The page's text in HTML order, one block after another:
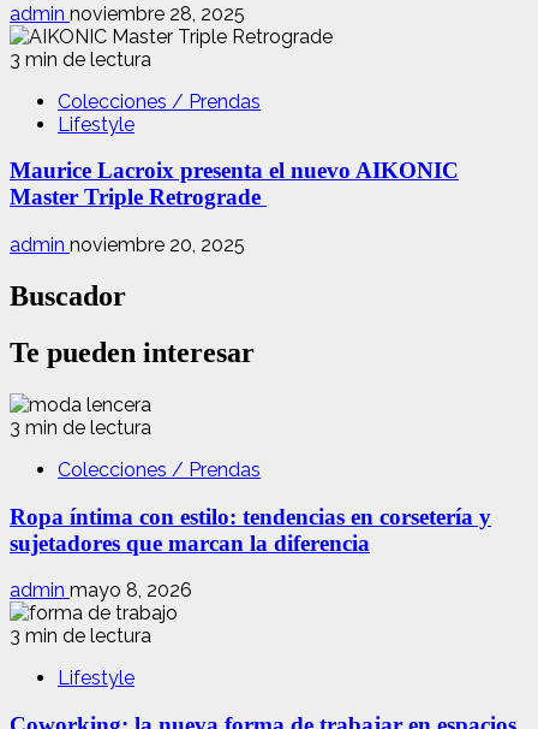
admin noviembre 28, 2025
3 min de lectura
Colecciones / Prendas
Lifestyle
Maurice Lacroix presenta el nuevo AIKONIC
Master Triple Retrograde
admin noviembre 20, 2025
Buscador
Te pueden interesar
3 min de lectura
Colecciones / Prendas
Ropa íntima con estilo: tendencias en corsetería y
sujetadores que marcan la diferencia
admin mayo 8, 2026
3 min de lectura
Lifestyle